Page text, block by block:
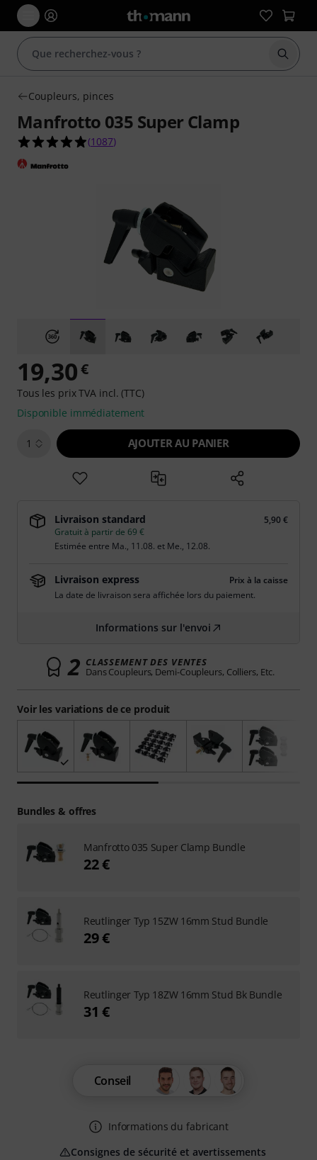
Coupleurs, pinces
Manfrotto 035 Super Clamp
4.9 étoiles sur 5 d'après 1087 évaluations clients
(1087)
Voir les variations de ce produit
19,30€
Tous les prix TVA incl. (TTC)
Disponible immédiatement
1 AJOUTER AU PANIER
Livraison standard
5,90 €
Gratuit à partir de 69 €
Estimée entre Ma., 11.08. et Me., 12.08.
Livraison express
Prix à la caisse
La date de livraison sera affichée lors du paiement.
Informations sur l'envoi
2 CLASSEMENT DES VENTES
Dans Coupleurs, Demi-Coupleurs, Colliers, Etc.
Conseil
Informations du fabricant
Consignes de sécurité et avertissements
Bundles & offres
Manfrotto 035 Super Clamp Bundle
22 €
Reutlinger Typ 15ZW 16mm Stud Bundle
29 €
Reutlinger Typ 18ZW 16mm Stud Bk Bundle
31 €